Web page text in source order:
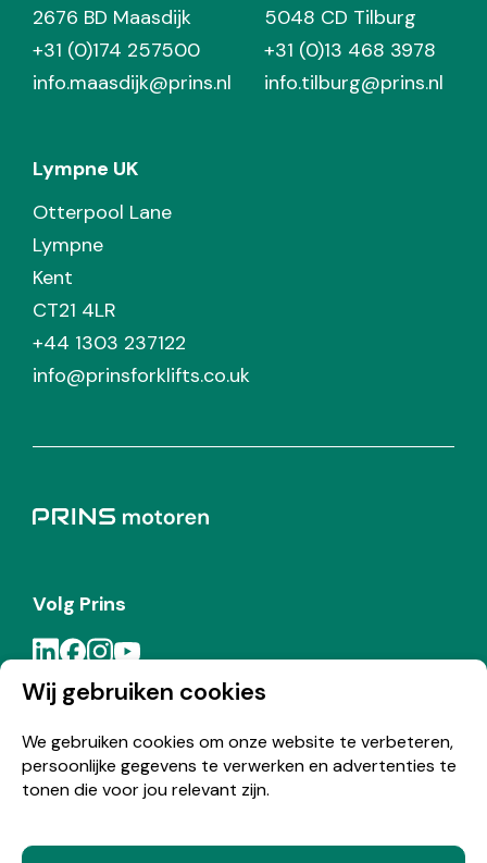
Wij gebruiken cookies
We gebruiken cookies om onze website te verbeteren,
persoonlijke gegevens te verwerken en advertenties te
tonen die voor jou relevant zijn.
2676 BD Maasdijk
+31 (0)174 257500
info.maasdijk@prins.nl
5048 CD Tilburg
+31 (0)13 468 3978
info.tilburg@prins.nl
Lympne UK
Otterpool Lane
Lympne
Kent
CT21 4LR
+44 1303 237122
info@prinsforklifts.co.uk
Volg Prins
Meld je aan voor de Prins nieuwsbrief